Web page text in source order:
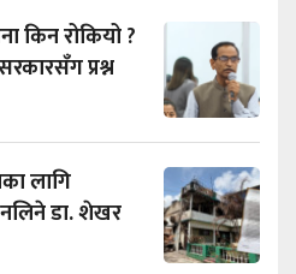
किन रोकियो ?
प्रश्न
लागि
डा. शेखर